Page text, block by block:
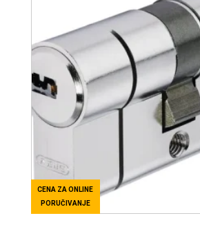
CENA ZA ONLINE
PORUČIVANJE